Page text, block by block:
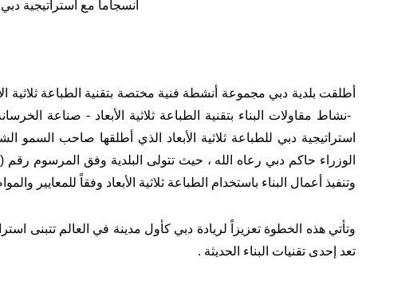
انسجاماً مع استراتيجية دبي
أطلقت بلدية دبي مجموعة أنشطة فنية مختصة بتقنية الطباعة ثلاثية
-نشاط مقاولات البناء بتقنية الطباعة ثلاثية الأبعاد - صناعة الخرسانة
استراتيجية دبي للطباعة ثلاثية الأبعاد الذي
طلقها صاحب السمو
وتنفيذ أعمال البناء باستخدام الطباعة ثلاثية الأبعاد وفقاً للمعايير
وتأتي هذه الخطوة تعزيزاً لريادة دبي كأول مدينة في العالم تتبنى
تعد إحدى تقنيات البناء الحديثة .